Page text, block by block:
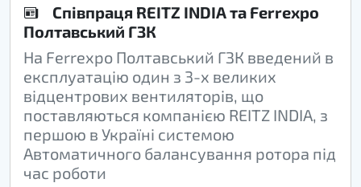
Співпраця REITZ INDIA та Ferrexpo
Полтавський ГЗК
На Ferrexpo Полтавський ГЗК введений в
експлуатацію один з 3-х великих
відцентрових вентиляторів, що
поставляються компанією REITZ INDIA, з
першою в Україні системою
Автоматичного балансування ротора під
час роботи